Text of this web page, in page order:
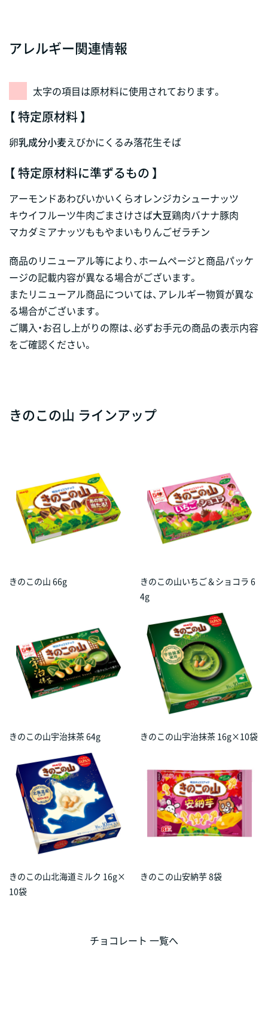
アレルギー関連情報
太字の項目は原材料に使用されております。
【 特定原材料 】
卵乳成分小麦えびかにくるみ落花生そば
【 特定原材料に準ずるもの 】
アーモンドあわびいかいくらオレンジカシューナッツ
キウイフルーツ牛肉ごまさけさば大豆鶏肉バナナ豚肉
マカダミアナッツももやまいも りんごゼラチン
商品のリニューアル等により、ホームページと商品パッケ
ージの記載内容が異なる場合がございます。
またリニューアル商品については、アレルギー物質が異な
る場合がございます。
ご購入・お召し上がりの際は、必ずお手元の商品の表示内容
をご確認ください。
きのこの山 ラインアップ
きのこの山 66g
きのこの山いちご＆ショコラ 6
4g
きのこの山宇治抹茶 64g きのこの山宇治抹茶 16g×10袋
きのこの山北海道ミルク 16g×
10袋
きのこの山安納芋 8袋
チョコレート 一覧へ